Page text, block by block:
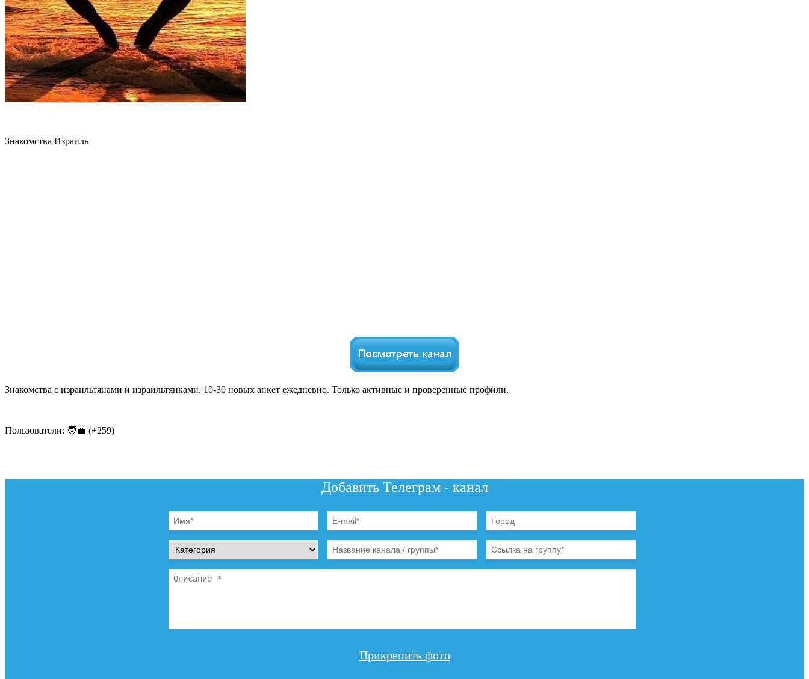
Знакомства Израиль
Знакомства с израильтянами и израильтянками. 10-30 новых анкет ежедневно. Только активные и проверенные профили.
Пользователи: 🧑‍💼 (+259)
Добавить Телеграм - канал
Прикрепить фото